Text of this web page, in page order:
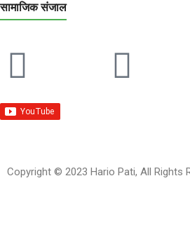
सामाजिक संजाल
Copyright © 2023 Hario Pati, All Rights